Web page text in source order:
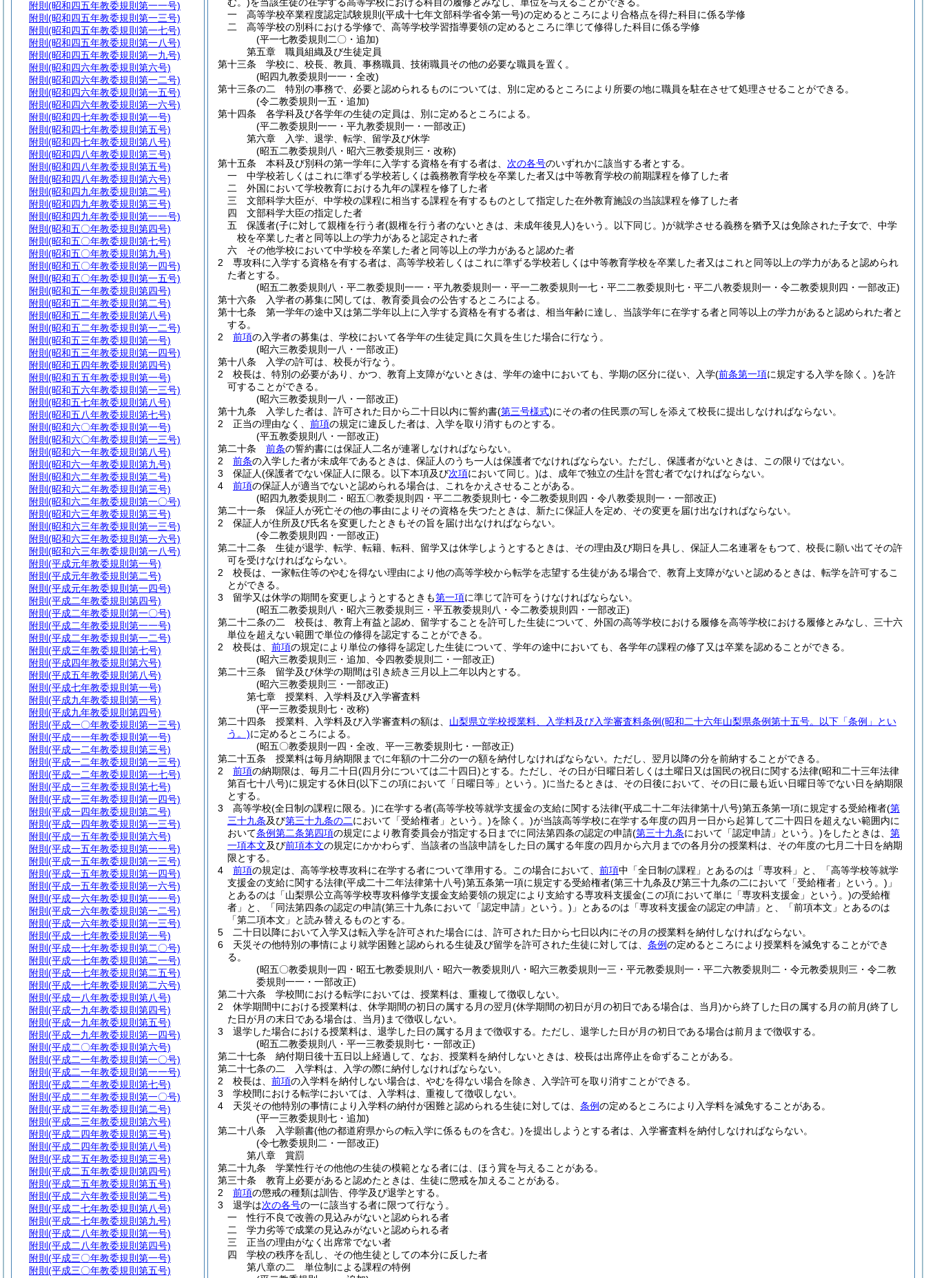
一
高等学校卒業程度認定試験規則 (平成十七年文部科学省令第一号)の定めるところにより合格点を得た科目に係る学修
二
高等学校の別科における学修で、高等学校学習指導要領の定めるところに準じて修得した科目に係る学修
(平一七教委規則二〇・追加)
第五章
職員組織及び生徒定員
第十三条
学校に、校長、教員、事務職員、技術職員その他の必要な職員を置く。
(昭四九教委規則一一・全改)
第十三条の二
特別の事務で、必要と認められるものについては、別に定めるところにより所要の地に職員を駐在させて処理させることができる。
(令二教委規則一五・追加)
第十四条
各学科及び各学年の生徒の定員は、別に定めるところによる。
(平二教委規則一一・平九教委規則一・一部改正)
第六章
入学、退学、転学、留学及び休学
(昭五二教委規則八・昭六三教委規則三・改称)
第十五条
本科及び別科の第一学年に入学する資格を有する者は、 次の各号のいずれかに該当する者とする。
一
中学校若しくはこれに準ずる学校若しくは義務教育学校を卒業した者又は中等教育学校の前期課程を修了した者
二
外国において学校教育における九年の課程を修了した者
三
文部科学大臣が、中学校の課程に相当する課程を有するものとして指定した在外教育施設の当該課程を修了した者
四
文部科学大臣の指定した者
五
保護者(子に対して親権を行う者(親権を行う者のないときは、未成年後見人)をいう。以下同じ。)が就学させる義務を猶予又は免除された子女で、中学
校を卒業した者と同等以上の学力があると認定された者
六
その他学校において中学校を卒業した者と同等以上の学力があると認めた者
2
専攻科に入学する資格を有する者は、高等学校若しくはこれに準ずる学校若しくは中等教育学校を卒業した者又はこれと同等以上の学力があると認められ
た者とする。
(昭五二教委規則八・平二教委規則一一・平九教委規則一・平一二教委規則一七・平二二教委規則七・平二八教委規則一・令二教委規則四・一部改正)
第十六条
入学者の募集に関しては、教育委員会の公告するところによる。
第十七条
第一学年の途中又は第二学年以上に入学する資格を有する者は、相当年齢に達し、当該学年に在学する者と同等以上の学力があると認められた者と
する。
2
前項の入学者の募集は、学校において各学年の生徒定員に欠員を生じた場合に行なう。
(昭六三教委規則一八・一部改正)
第十八条
入学の許可は、校長が行なう。
2
校長は、特別の必要があり、かつ、教育上支障がないときは、学年の途中においても、学期の区分に従い、入学(前条第一項に規定する入学を除く。)を許
可することができる。
(昭六三教委規則一八・一部改正)
第十九条
入学した者は、許可された日から二十日以内に誓約書(第三号様式)にその者の住民票の写しを添えて校長に提出しなければならない。
2
正当の理由なく、 前項の規定に違反した者は、入学を取り消すものとする。
(平五教委規則八・一部改正)
第二十条
前条の誓約書には保証人二名が連署しなければならない。
2
前条の入学した者が未成年であるときは、保証人のうち一人は保護者でなければならない。 ただし、保護者がないときは、この限りではない。
3
保証人(保護者でない保証人に限る。以下本項及び次項において同じ。)は、成年で独立の生計を営む者でなければならない。
4
前項の保証人が適当でないと認められる場合は、これをかえさせることがある。
(昭四九教委規則二・昭五〇教委規則四・平二二教委規則七・令二教委規則四・令八教委規則一・一部改正)
第二十一条
保証人が死亡その他の事由によりその資格を失つたときは、新たに保証人を定め、その変更を届け出なければならない。
2
保証人が住所及び氏名を変更したときもその旨を届け出なければならない。
(令二教委規則四・一部改正)
第二十二条
生徒が退学、転学、転籍、転科、留学又は休学しようとするときは、その理由及び期日を具し、保証人二名連署をもつて、校長に願い出てその許
可を受けなければならない。
2
校長は、一家転住等のやむを得ない理由により他の高等学校から転学を志望する生徒がある場合で、教育上支障がないと認めるときは、転学を許可するこ
とができる。
3
留学又は休学の期間を変更しようとするときも第一項に準じて許可をうけなければならない。
(昭五二教委規則八・昭六三教委規則三・平五教委規則八・令二教委規則四・一部改正)
第二十二条の二
校長は、教育上有益と認め、留学することを許可した生徒について、外国の高等学校における履修を高等学校における履修とみなし、三十六
単位を超えない範囲で単位の修得を認定することができる。
2
校長は、 前項の規定により単位の修得を認定した生徒について、学年の途中においても、各学年の課程の修了又は卒業を認めることができる。
(昭六三教委規則三・追加、令四教委規則二・一部改正)
第二十三条
留学及び休学の期間は引き続き三月以上二年以内とする。
(昭六三教委規則三・一部改正)
第七章
授業料、入学料及び入学審査料
(平一三教委規則七・改称)
第二十四条
授業料、入学料及び入学審査料の額は、 山梨県立学校授業料、入学料及び入学審査料条例(昭和二十六年山梨県条例第十五号。以下「条例」とい
う。)に定めるところによる。
(昭五〇教委規則一四・全改、平一三教委規則七・一部改正)
第二十五条
授業料は毎月納期限までに年額の十二分の一の額を納付しなければならない。 ただし、翌月以降の分を前納することができる。
2
前項の納期限は、毎月二十日(四月分については二十四日)とする。 ただし、その日が日曜日若しくは土曜日又は国民の祝日に関する法律(昭和二十三年法律
第百七十八号)に規定する休日(以下この項において「日曜日等」という。)に当たるときは、その日後において、その日に最も近い日曜日等でない日を納期限
とする。
3
高等学校(全日制の課程に限る。)に在学する者(高等学校等就学支援金の支給に関する法律(平成二十二年法律第十八号)第五条第一項に規定する受給権者(第
三十九条及び第三十九条の二において「受給権者」という。)を除く。)が当該高等学校に在学する年度の四月一日から起算して二十四日を超えない範囲内に
おいて条例第二条第四項の規定により教育委員会が指定する日までに同法第四条の認定の申請(第三十九条において「認定申請」という。)をしたときは、 第
一項本文及び前項本文の規定にかかわらず、当該者の当該申請をした日の属する年度の四月から六月までの各月分の授業料は、その年度の七月二十日を納期
限とする。
4
前項の規定は、高等学校専攻科に在学する者について準用する。 この場合において、 前項中「全日制の課程」とあるのは「専攻科」と、「高等学校等就学
支援金の支給に関する法律(平成二十二年法律第十八号)第五条第一項に規定する受給権者(第三十九条及び第三十九条の二において「受給権者」という。) 」
とあるのは「山梨県公立高等学校専攻科修学支援金支給要領の規定により支給する専攻科支援金(この項において単に「専攻科支援金」という。)の受給権
者」と、「同法第四条の認定の申請(第三十九条において「認定申請」という。) 」とあるのは「専攻科支援金の認定の申請」と、「前項本文」とあるのは
「第二項本文」と読み替えるものとする。
5
二十日以降において入学又は転入学を許可された場合には、許可された日から七日以内にその月の授業料を納付しなければならない。
6
天災その他特別の事情により就学困難と認められる生徒及び留学を許可された生徒に対しては、 条例の定めるところにより授業料を減免することができ
る。
(昭五〇教委規則一四・昭五七教委規則八・昭六一教委規則八・昭六三教委規則一三・平元教委規則一・平二六教委規則二・令元教委規則三・令二教
委規則一一・一部改正)
第二十六条
学校間における転学においては、授業料は、重複して徴収しない。
2
休学期間中における授業料は、休学期間の初日の属する月の翌月(休学期間の初日が月の初日である場合は、当月)から終了した日の属する月の前月(終了し
た日が月の末日である場合は、当月) まで徴収しない。
3
退学した場合における授業料は、退学した日の属する月まで徴収する。 ただし、退学した日が月の初日である場合は前月まで徴収する。
(昭五二教委規則八・平一三教委規則七・一部改正)
第二十七条
納付期日後十五日以上経過して、なお、授業料を納付しないときは、校長は出席停止を命ずることがある。
第二十七条の二
入学料は、入学の際に納付しなければならない。
2
校長は、 前項の入学料を納付しない場合は、やむを得ない場合を除き、入学許可を取り消すことができる。
3
学校間における転学においては、入学料は、重複して徴収しない。
4
天災その他特別の事情により入学料の納付が困難と認められる生徒に対しては、 条例の定めるところにより入学料を減免することがある。
(平一三教委規則七・追加)
第二十八条
入学願書(他の都道府県からの転入学に係るものを含む。)を提出しようとする者は、入学審査料を納付しなければならない。
(令七教委規則二・一部改正)
第八章
賞罰
第二十九条
学業性行その他他の生徒の模範となる者には、ほう賞を与えることがある。
第三十条
教育上必要があると認めたときは、生徒に懲戒を加えることがある。
2
前項の懲戒の種類は訓告、停学及び退学とする。
3
退学は次の各号の一に該当する者に限つて行なう。
一
性行不良で改善の見込みがないと認められる者
二
学力劣等で成業の見込みがないと認められる者
三
正当の理由がなく出席常でない者
四
学校の秩序を乱し、その他生徒としての本分に反した者
第八章の二
単位制による課程の特例
附則 (昭和四五年教委規則第一一号)
附則 (昭和四五年教委規則第一三号)
附則 (昭和四五年教委規則第一七号)
附則 (昭和四五年教委規則第一八号)
附則 (昭和四五年教委規則第一九号)
附則 (昭和四六年教委規則第六号)
附則 (昭和四六年教委規則第一二号)
附則 (昭和四六年教委規則第一五号)
附則 (昭和四六年教委規則第一六号)
附則 (昭和四七年教委規則第一号)
附則 (昭和四七年教委規則第五号)
附則 (昭和四七年教委規則第八号)
附則 (昭和四八年教委規則第三号)
附則 (昭和四八年教委規則第五号)
附則 (昭和四八年教委規則第六号)
附則 (昭和四九年教委規則第二号)
附則 (昭和四九年教委規則第三号)
附則 (昭和四九年教委規則第一一号)
附則 (昭和五〇年教委規則第四号)
附則 (昭和五〇年教委規則第七号)
附則 (昭和五〇年教委規則第九号)
附則 (昭和五〇年教委規則第一四号)
附則 (昭和五〇年教委規則第一五号)
附則 (昭和五一年教委規則第四号)
附則 (昭和五二年教委規則第二号)
附則 (昭和五二年教委規則第八号)
附則 (昭和五二年教委規則第一二号)
附則 (昭和五三年教委規則第一号)
附則 (昭和五三年教委規則第一四号)
附則 (昭和五四年教委規則第四号)
附則 (昭和五五年教委規則第一号)
附則 (昭和五六年教委規則第一三号)
附則 (昭和五七年教委規則第八号)
附則 (昭和五八年教委規則第七号)
附則 (昭和六〇年教委規則第一号)
附則 (昭和六〇年教委規則第一三号)
附則 (昭和六一年教委規則第八号)
附則 (昭和六一年教委規則第九号)
附則 (昭和六二年教委規則第二号)
附則 (昭和六二年教委規則第三号)
附則 (昭和六二年教委規則第一〇号)
附則 (昭和六三年教委規則第三号)
附則 (昭和六三年教委規則第一三号)
附則 (昭和六三年教委規則第一六号)
附則 (昭和六三年教委規則第一八号)
附則 (平成元年教委規則第一号)
附則 (平成元年教委規則第二号)
附則 (平成元年教委規則第一四号)
附則 (平成二年教委規則第四号)
附則 (平成二年教委規則第一〇号)
附則 (平成二年教委規則第一一号)
附則 (平成二年教委規則第一二号)
附則 (平成三年教委規則第七号)
附則 (平成四年教委規則第六号)
附則 (平成五年教委規則第八号)
附則 (平成七年教委規則第一号)
附則 (平成九年教委規則第一号)
附則 (平成九年教委規則第四号)
附則 (平成一〇年教委規則第一三号)
附則 (平成一一年教委規則第一号)
附則 (平成一二年教委規則第三号)
附則 (平成一二年教委規則第一三号)
附則 (平成一二年教委規則第一七号)
附則 (平成一三年教委規則第七号)
附則 (平成一三年教委規則第一四号)
附則 (平成一四年教委規則第二号)
附則 (平成一四年教委規則第一三号)
附則 (平成一五年教委規則第六号)
附則 (平成一五年教委規則第一一号)
附則 (平成一五年教委規則第一三号)
附則 (平成一五年教委規則第一四号)
附則 (平成一五年教委規則第一六号)
附則 (平成一六年教委規則第一一号)
附則 (平成一六年教委規則第一二号)
附則 (平成一六年教委規則第一三号)
附則 (平成一七年教委規則第一号)
附則 (平成一七年教委規則第二〇号)
附則 (平成一七年教委規則第二一号)
附則 (平成一七年教委規則第二五号)
附則 (平成一七年教委規則第二六号)
附則 (平成一八年教委規則第八号)
附則 (平成一九年教委規則第四号)
附則 (平成一九年教委規則第五号)
附則 (平成一九年教委規則第一四号)
附則 (平成二〇年教委規則第六号)
附則 (平成二一年教委規則第一〇号)
附則 (平成二一年教委規則第一一号)
附則 (平成二二年教委規則第七号)
附則 (平成二二年教委規則第一〇号)
附則 (平成二三年教委規則第二号)
附則 (平成二三年教委規則第六号)
附則 (平成二四年教委規則第三号)
附則 (平成二四年教委規則第八号)
附則 (平成二五年教委規則第三号)
附則 (平成二五年教委規則第四号)
附則 (平成二五年教委規則第五号)
附則 (平成二六年教委規則第二号)
附則 (平成二七年教委規則第八号)
附則 (平成二七年教委規則第九号)
附則 (平成二八年教委規則第一号)
附則 (平成二八年教委規則第四号)
附則 (平成三〇年教委規則第一号)
附則 (平成三〇年教委規則第五号)